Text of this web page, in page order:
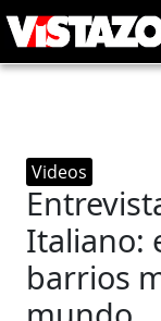
Videos
Italiano:
barrios